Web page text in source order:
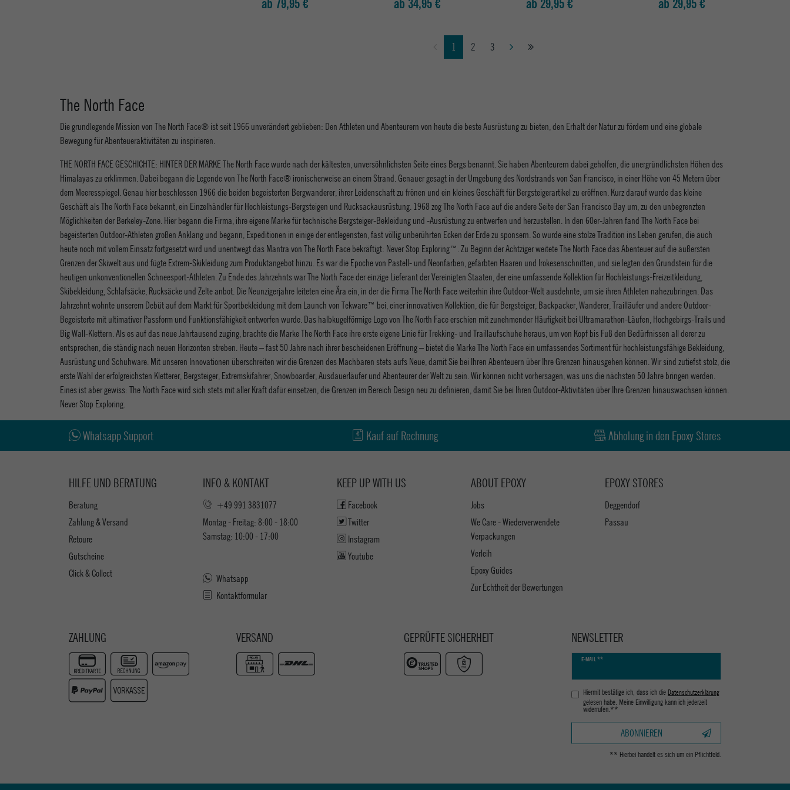
ab 79,95 € ab 34,95 € ab 29,95 € ab 29,95 €
1 2 3
The North Face
Die grundlegende Mission von The North Face® ist seit 1966 unverändert geblieben: Den Athleten und Abenteurern von heute die beste Ausrüstung zu bieten, den Erhalt der Natur zu fördern und eine globale
Bewegung für Abenteueraktivitäten zu inspirieren.
THE NORTH FACE GESCHICHTE: HINTER DER MARKE The North Face wurde nach der kältesten, unversöhnlichsten Seite eines Bergs benannt. Sie haben Abenteurern dabei geholfen, die unergründlichsten Höhen des
Himalayas zu erklimmen. Dabei begann die Legende von The North Face® ironischerweise an einem Strand. Genauer gesagt in der Umgebung des Nordstrands von San Francisco, in einer Höhe von 45 Metern über
dem Meeresspiegel. Genau hier beschlossen 1966 die beiden begeisterten Bergwanderer, ihrer Leidenschaft zu frönen und ein kleines Geschäft für Bergsteigerartikel zu eröffnen. Kurz darauf wurde das kleine
Geschäft als The North Face bekannt, ein Einzelhändler für Hochleistungs-Bergsteigen und Rucksackausrüstung. 1968 zog The North Face auf die andere Seite der San Francisco Bay um, zu den unbegrenzten
Möglichkeiten der Berkeley-Zone. Hier begann die Firma, ihre eigene Marke für technische Bergsteiger-Bekleidung und -Ausrüstung zu entwerfen und herzustellen. In den 60er-Jahren fand The North Face bei
begeisterten Outdoor-Athleten großen Anklang und begann, Expeditionen in einige der entlegensten, fast völlig unberührten Ecken der Erde zu sponsern. So wurde eine stolze Tradition ins Leben gerufen, die auch
heute noch mit vollem Einsatz fortgesetzt wird und unentwegt das Mantra von The North Face bekräftigt: Never Stop Exploring™. Zu Beginn der Achtziger weitete The North Face das Abenteuer auf die äußersten
Grenzen der Skiwelt aus und fügte Extrem-Skikleidung zum Produktangebot hinzu. Es war die Epoche von Pastell- und Neonfarben, gefärbten Haaren und Irokesenschnitten, und sie legten den Grundstein für die
heutigen unkonventionellen Schneesport-Athleten. Zu Ende des Jahrzehnts war The North Face der einzige Lieferant der Vereinigten Staaten, der eine umfassende Kollektion für Hochleistungs-Freizeitkleidung,
Skibekleidung, Schlafsäcke, Rucksäcke und Zelte anbot. Die Neunzigerjahre leiteten eine Ära ein, in der die Firma The North Face weiterhin ihre Outdoor-Welt ausdehnte, um sie ihren Athleten nahezubringen. Das
Jahrzehnt wohnte unserem Debüt auf dem Markt für Sportbekleidung mit dem Launch von Tekware™ bei, einer innovativen Kollektion, die für Bergsteiger, Backpacker, Wanderer, Trailläufer und andere Outdoor-
Begeisterte mit ultimativer Passform und Funktionsfähigkeit entworfen wurde. Das halbkugelförmige Logo von The North Face erschien mit zunehmender Häufigkeit bei Ultramarathon-Läufen, Hochgebirgs-Trails und
Big Wall-Klettern. Als es auf das neue Jahrtausend zuging, brachte die Marke The North Face ihre erste eigene Linie für Trekking- und Traillaufschuhe heraus, um von Kopf bis Fuß den Bedürfnissen all derer zu
entsprechen, die ständig nach neuen Horizonten streben. Heute – fast 50 Jahre nach ihrer bescheidenen Eröffnung – bietet die Marke The North Face ein umfassendes Sortiment für hochleistungsfähige Bekleidung,
Ausrüstung und Schuhware. Mit unseren Innovationen überschreiten wir die Grenzen des Machbaren stets aufs Neue, damit Sie bei Ihren Abenteuern über Ihre Grenzen hinausgehen können. Wir sind zutiefst stolz, die
erste Wahl der erfolgreichsten Kletterer, Bergsteiger, Extremskifahrer, Snowboarder, Ausdauerläufer und Abenteurer der Welt zu sein. Wir können nicht vorhersagen, was uns die nächsten 50 Jahre bringen werden.
Eines ist aber gewiss: The North Face wird sich stets mit aller Kraft dafür einsetzen, die Grenzen im Bereich Design neu zu definieren, damit Sie bei Ihren Outdoor-Aktivitäten über Ihre Grenzen hinauswachsen können.
Never Stop Exploring.
Whatsapp Support Kauf auf Rechnung Abholung in den Epoxy Stores
HILFE UND BERATUNG
Beratung
Zahlung & Versand
Retoure
Gutscheine
Click & Collect
INFO & KONTAKT
+49 991 3831077
Montag - Freitag: 8:00 - 18:00
Samstag: 10:00 - 17:00
Whatsapp
Kontaktformular
ABOUT EPOXY
Jobs
We Care - Wiederverwendete
Verpackungen
Verleih
Epoxy Guides
Zur Echtheit der Bewertungen
EPOXY STORES
Deggendorf
Passau
KEEP UP WITH US
Facebook
Twitter
Instagram
Youtube
ZAHLUNG VERSAND GEPRÜFTE SICHERHEIT NEWSLETTER
E-MAIL **
Newsletter
Hiermit bestätige ich, dass ich die Daten­schutz­erklärung
gelesen habe. Meine Einwilligung kann ich jederzeit
widerrufen.**
ABONNIEREN
** Hierbei handelt es sich um ein Pflichtfeld.